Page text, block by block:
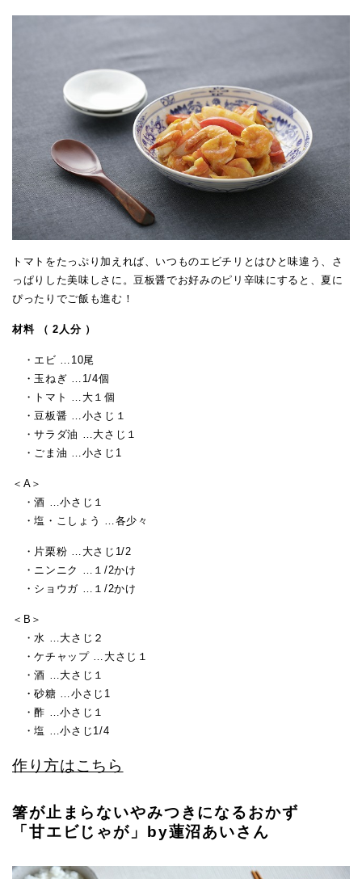
トマトをたっぷり加えれば、いつものエビチリとはひと味違う、さ
っぱりした美味しさに。豆板醤でお好みのピリ辛味にすると、夏に
ぴったりでご飯も進む！
材料 （ 2人分 ）
・エビ …10尾
・玉ねぎ …1/4個
・トマト …大１個
・豆板醤 …小さじ１
・サラダ油 …大さじ１
・ごま油 …小さじ1
＜A＞
・酒 …小さじ１
・塩・こしょう …各少々
・片栗粉 …大さじ1/2
・ニンニク …１/2かけ
・ショウガ …１/2かけ
＜B＞
・水 …大さじ２
・ケチャップ …大さじ１
・酒 …大さじ１
・砂糖 …小さじ1
・酢 …小さじ１
・塩 …小さじ1/4
作り方はこちら
箸が止まらないやみつきになるおかず
「甘エビじゃが」by蓮沼あいさん